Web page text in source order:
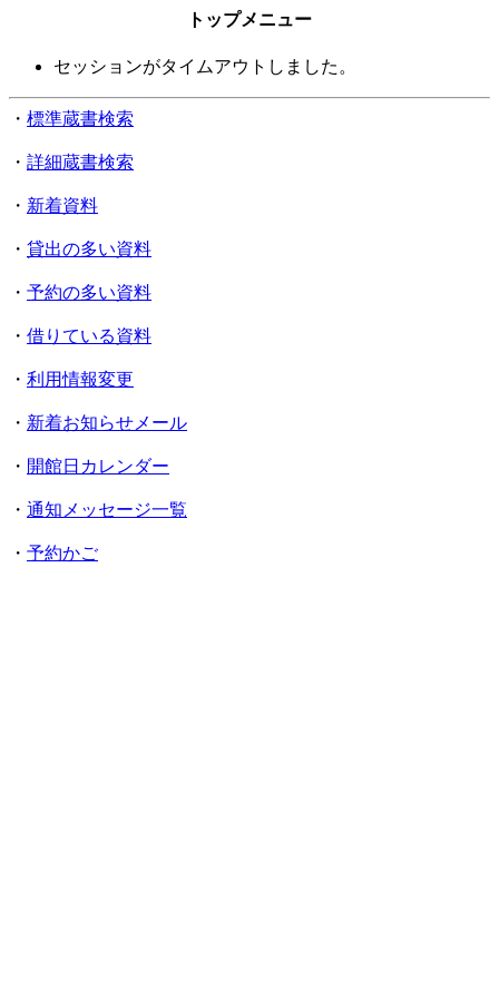
トップメニュー
セッションがタイムアウトしました。
・ 標準蔵書検索
・ 詳細蔵書検索
・ 新着資料
・ 貸出の多い資料
・ 予約の多い資料
・ 借りている資料
・ 利用情報変更
・ 新着お知らせメール
・ 開館日カレンダー
・ 通知メッセージ一覧
・ 予約かご